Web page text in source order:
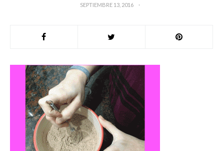
SEPTIEMBRE 13, 2016